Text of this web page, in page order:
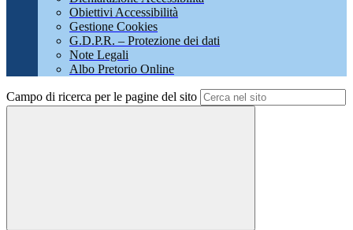
Obiettivi Accessibilità
Gestione Cookies
G.D.P.R. – Protezione dei dati
Note Legali
Albo Pretorio Online
Campo di ricerca per le pagine del sito